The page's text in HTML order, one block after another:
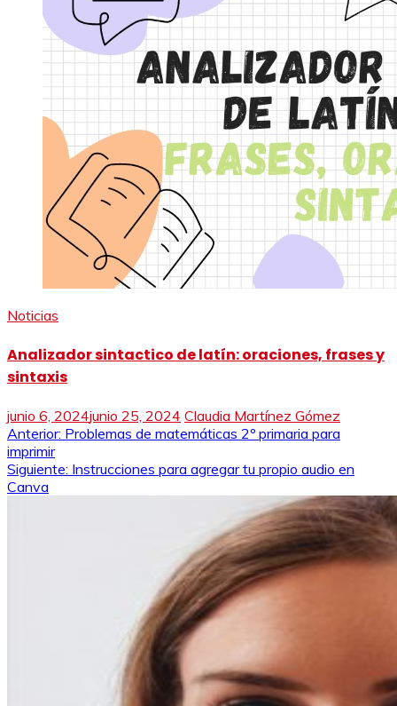
Noticias
Analizador sintactico de latín: oraciones, frases y
sintaxis
junio 6, 2024junio 25, 2024 Claudia Martínez Gómez
Navegación
de
entradas
Anterior: Problemas de matemáticas 2º primaria para
imprimir
Siguiente: Instrucciones para agregar tu propio audio en
Canva